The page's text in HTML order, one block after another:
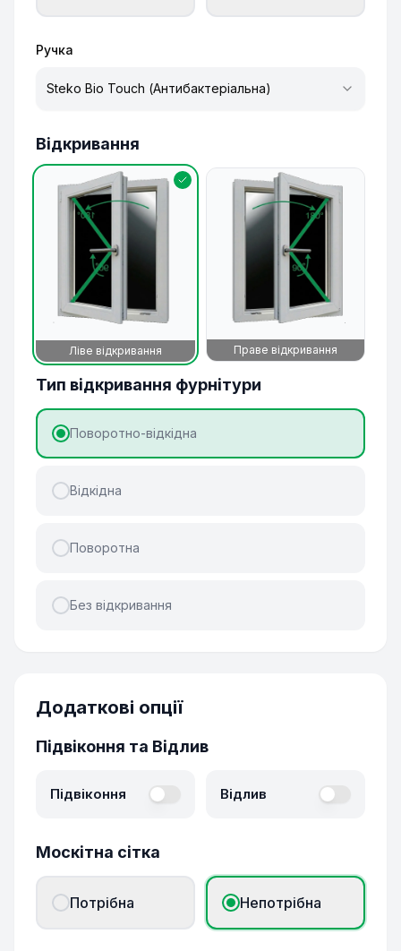
Ручка
Steko Bio Touch (Антибактеріальна)
Відкривання
Ліве відкривання Праве відкривання
Тип відкривання фурнітури
Поворотно-відкідна
Відкідна
Поворотна
Без відкривання
Додаткові опції
Підвіконня та Відлив
Підвіконня Відлив
Москітна сітка
Потрібна Непотрібна